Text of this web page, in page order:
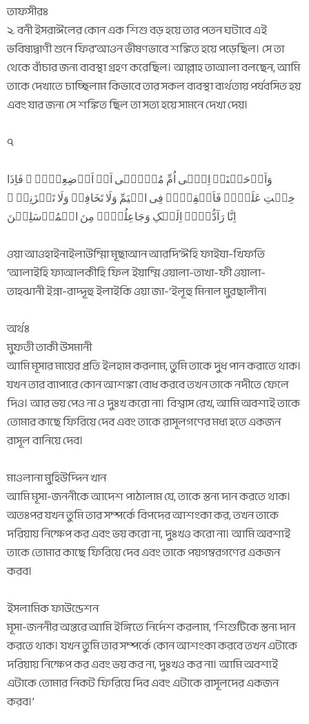
তাফসীরঃ
২. বনী ইসরাঈলের কোন এক শিশু বড় হয়ে তার পতন ঘটাবে এই
ভবিষ্যদ্বাণী শুনে ফির‘আওন ভীষণভাবে শঙ্কিত হয়ে পড়েছিল। সে তা
থেকে বাঁচার জন্য ব্যবস্থা গ্রহণ করেছিল। আল্লাহ তাআলা বলছেন, আমি
তাকে দেখাতে চাচ্ছিলাম কিভাবে তার সকল ব্যবস্থা ব্যর্থতায় পর্যবসিত হয়
এবং যার জন্য সে শঙ্কিত ছিল তা সত্য হয়ে সামনে দেখা দেয়।
৭
وَاَوۡحَیۡنَاۤ اِلٰۤی اُمِّ مُوۡسٰۤی اَنۡ اَرۡضِعِیۡہِ ۚ فَاِذَا
خِفۡتِ عَلَیۡہِ فَاَلۡقِیۡہِ فِی الۡیَمِّ وَلَا تَخَافِیۡ وَلَا تَحۡزَنِیۡ ۚ
اِنَّا رَآدُّوۡہُ اِلَیۡکِ وَجَاعِلُوۡہُ مِنَ الۡمُرۡسَلِیۡنَ
ওয়া আওহাইনাইলাউম্মিা মূছাআন আরদি‘ঈহি ফাইযা-খিফতি
‘আলাইহি ফাআলকীহি ফিল ইয়াম্মি ওয়ালা-তাখা-ফী ওয়ালা-
তাহঝানী ইন্না-রাদ্দূহু ইলাইকি ওয়া জা-‘ইলূহু মিনাল মুরছালীন।
অর্থঃ
মুফতী তাকী উসমানী
আমি মূসার মায়ের প্রতি ইলহাম করলাম, তুমি তাকে দুধ পান করাতে থাক।
যখন তার ব্যাপারে কোন আশঙ্কা বোধ করবে তখন তাকে নদীতে ফেলে
দিও। আর ভয় পেও না ও দুঃখ করো না। বিশ্বাস রেখ, আমি অবশ্যই তাকে
তোমার কাছে ফিরিয়ে দেব এবং তাকে রাসূলগণের মধ্য হতে একজন
রাসূল বানিয়ে দেব।
মাওলানা মুহিউদ্দিন খান
আমি মূসা-জননীকে আদেশ পাঠালাম যে, তাকে স্তন্য দান করতে থাক।
অতঃপর যখন তুমি তার সম্পর্কে বিপদের আশংকা কর, তখন তাকে
দরিয়ায় নিক্ষেপ কর এবং ভয় করো না, দুঃখও করো না। আমি অবশ্যই
তাকে তোমার কাছে ফিরিয়ে দেব এবং তাকে পয়গম্বরগণের একজন
করব।
ইসলামিক ফাউন্ডেশন
মূসা-জননীর অন্তরে আমি ইঙ্গিতে নির্দেশ করলাম, ‘শিশুটিকে স্তন্য দান
করতে থাক। যখন তুমি তার সম্পর্কে কোন আশংকা করবে তখন এটাকে
দরিয়ায় নিক্ষেপ কর এবং ভয় কর না, দুঃখও কর না। আমি অবশ্যই
এটাকে তোমার নিকট ফিরিয়ে দিব এবং এটাকে রাসূলদের একজন
করব।’